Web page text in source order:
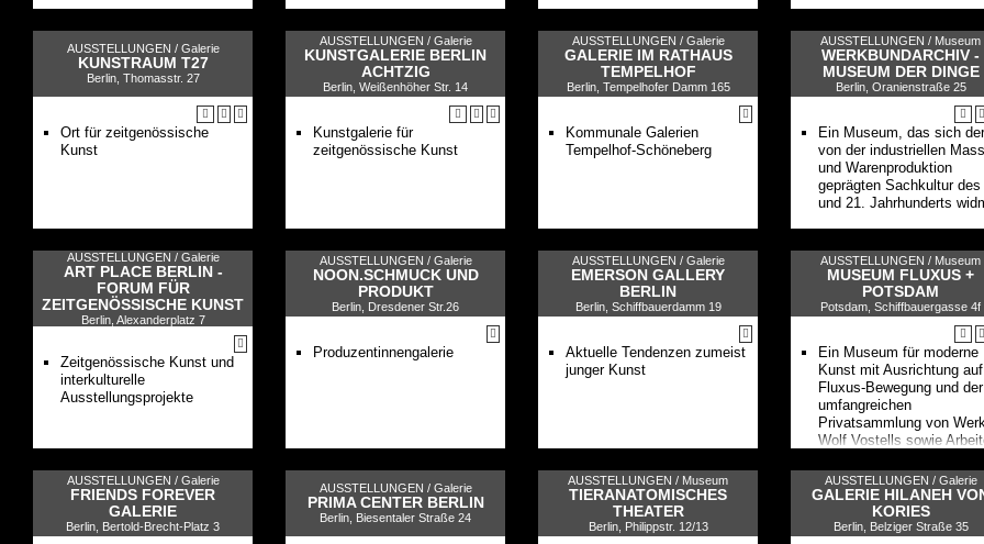
AUSSTELLUNGEN / Galerie
KUNSTRAUM T27
Berlin, Thomasstr. 27
Ort für zeitgenössische
Kunst
AUSSTELLUNGEN / Galerie
KUNSTGALERIE BERLIN
ACHTZIG
Berlin, Weißenhöher Str. 14
Kunstgalerie für
zeitgenössische Kunst
AUSSTELLUNGEN / Galerie
GALERIE IM RATHAUS
TEMPELHOF
Berlin, Tempelhofer Damm 165
Kommunale Galerien
Tempelhof-Schöneberg
AUSSTELLUNGEN / Museum
WERKBUNDARCHIV -
MUSEUM DER DINGE
Berlin, Oranienstraße 25
Ein Museum, das sich der
von der industriellen
und Warenproduktion
geprägten Sachkultur des
und 21. Jahrhunderts
AUSSTELLUNGEN / Galerie
ART PLACE BERLIN -
FORUM FÜR
ZEITGENÖSSISCHE KUNST
Berlin, Alexanderplatz 7
Zeitgenössische Kunst und
interkulturelle
Ausstellungsprojekte
AUSSTELLUNGEN / Galerie
NOON.SCHMUCK UND
PRODUKT
Berlin, Dresdener Str.26
Produzentinnengalerie
AUSSTELLUNGEN / Galerie
EMERSON GALLERY
BERLIN
Berlin, Schiffbauerdamm 19
Aktuelle Tendenzen zumeist
junger Kunst
AUSSTELLUNGEN / Museum
MUSEUM FLUXUS +
POTSDAM
Potsdam, Schiffbauergasse 4f
Ein Museum für moderne
Kunst mit Ausrichtung
Fluxus-Bewegung und der
umfangreichen
Privatsammlung von
Wolf Vostells sowie
AUSSTELLUNGEN / Galerie
FRIENDS FOREVER
GALERIE
Berlin, Bertold-Brecht-Platz 3
AUSSTELLUNGEN / Galerie
PRIMA CENTER BERLIN
Berlin, Biesentaler Straße 24
AUSSTELLUNGEN / Museum
TIERANATOMISCHES
THEATER
Berlin, Philippstr. 12/13
AUSSTELLUNGEN / Galerie
GALERIE HILANEH
KORIES
Berlin, Belziger Straße 35